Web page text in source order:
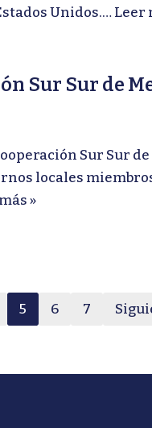
Unidos.… Leer
Sur Sur de
Sur Sur
locales
»
5 6 7